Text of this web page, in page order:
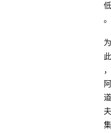
低
。
为
此
，
阿
道
夫
集